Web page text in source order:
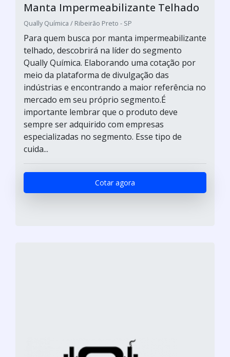
Manta Impermeabilizante Telhado
Qually Química / Ribeirão Preto - SP
Para quem busca por manta impermeabilizante
telhado, descobrirá na líder do segmento
Qually Química. Elaborando uma cotação por
meio da plataforma de divulgação das
indústrias e encontrando a maior referência no
mercado em seu próprio segmento.É
importante lembrar que o produto deve
sempre ser adquirido com empresas
especializadas no segmento. Esse tipo de
cuida...
Cotar agora